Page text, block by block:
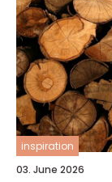
inspiration
03. June 2026